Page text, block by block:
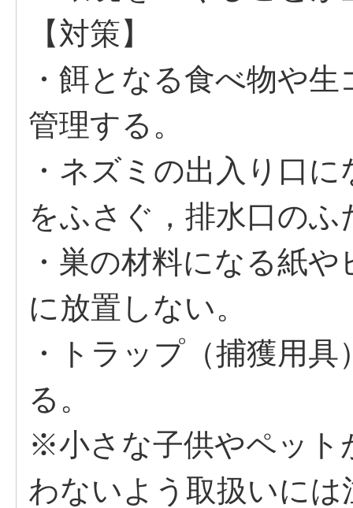
【対策】
・餌となる食べ物や
管理する。
・ネズミの出入り口
をふさぐ，排水口の
・巣の材料になる紙
に放置しない。
・トラップ（捕獲用
る。
※小さな子供やペット
わないよう取扱いに